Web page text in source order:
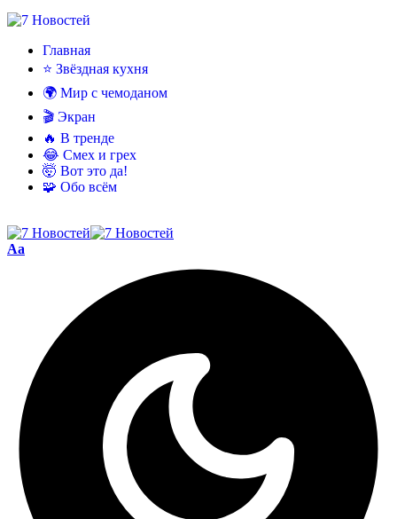
Главная
⭐ Звёздная кухня
🌍 Мир с чемоданом
🎬 Экран
🔥 В тренде
😂 Смех и грех
🤯 Вот это да!
🧩 Обо всём
Aa